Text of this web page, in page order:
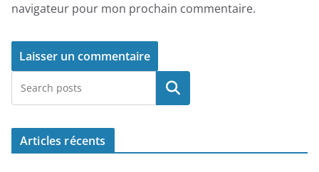
navigateur pour mon prochain commentaire.
Rechercher
Articles récents